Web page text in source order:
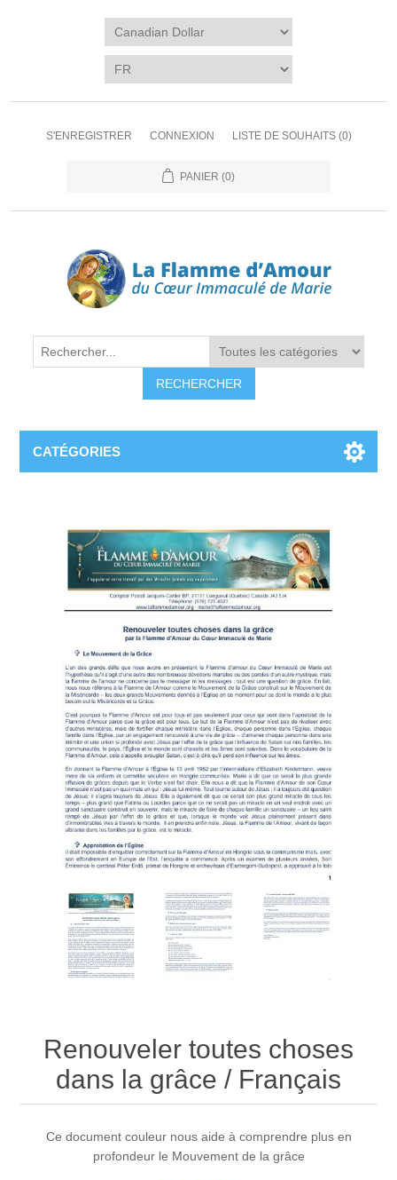
S'ENREGISTRER CONNEXION LISTE DE SOUHAITS (0)
PANIER (0)
RECHERCHER
CATÉGORIES
Renouveler toutes choses
dans la grâce / Français
Ce document couleur nous aide à comprendre plus en
profondeur le Mouvement de la grâce